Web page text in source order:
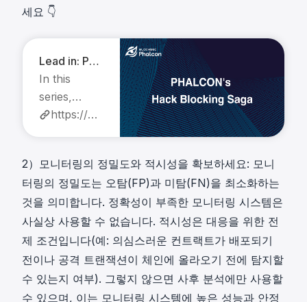
세요 👇
Lead in: Phalcon's Hack Blocking Saga
In this
series,
explore
Phalcon,
the world's
first crypto
hack
monitoring
and
blocking
system,
https://blocksec.com/blog/lead-in-phalcon-s-hack-blocking-saga
2）모니터링의 정밀도와 적시성을 확보하세요: 모니
터링의 정밀도는 오탐(FP)과 미탐(FN)을 최소화하는
것을 의미합니다. 정확성이 부족한 모니터링 시스템은
사실상 사용할 수 없습니다. 적시성은 대응을 위한 전
제 조건입니다(예: 의심스러운 컨트랙트가 배포되기
전이나 공격 트랜잭션이 체인에 올라오기 전에 탐지할
수 있는지 여부). 그렇지 않으면 사후 분석에만 사용할
수 있으며, 이는 모니터링 시스템에 높은 성능과 안정